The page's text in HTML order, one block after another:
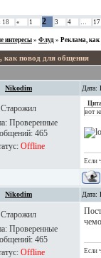
18 « 1 2 3 4 … 17
интересы » Флуд » Реклама,
как повод для общения
Nikodim Дата:
Старожил
Проверенные
465
Offline
вот
Если
Nikodim Дата:
Старожил
Проверенные
465
Offline Если